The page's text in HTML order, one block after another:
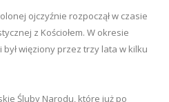
ojczyźnie rozpoczął w czasie
z Kościołem. W okresie
więziony przez trzy lata w kilku
Śluby Narodu, które już po